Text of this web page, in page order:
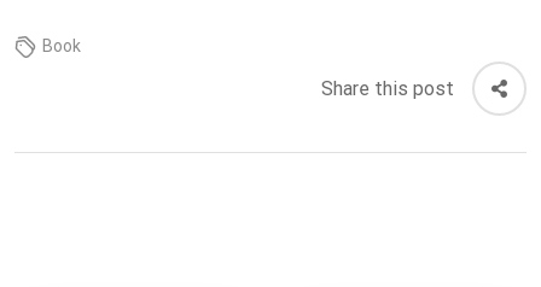
Book
Share this post